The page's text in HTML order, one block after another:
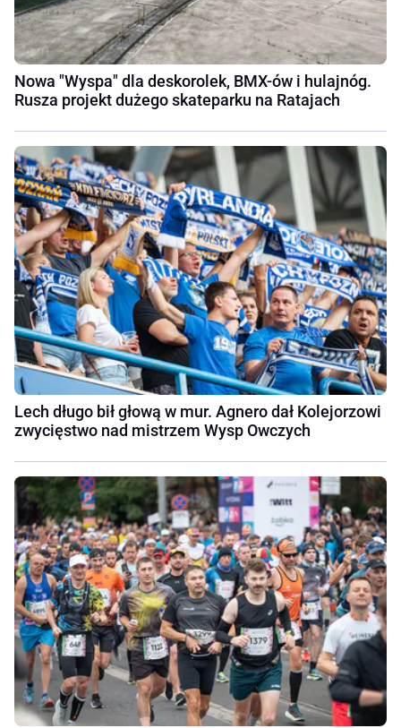
Nowa "Wyspa" dla deskorolek, BMX-ów i hulajnóg.
Rusza projekt dużego skateparku na Ratajach
Lech długo bił głową w mur. Agnero dał Kolejorzowi
zwycięstwo nad mistrzem Wysp Owczych